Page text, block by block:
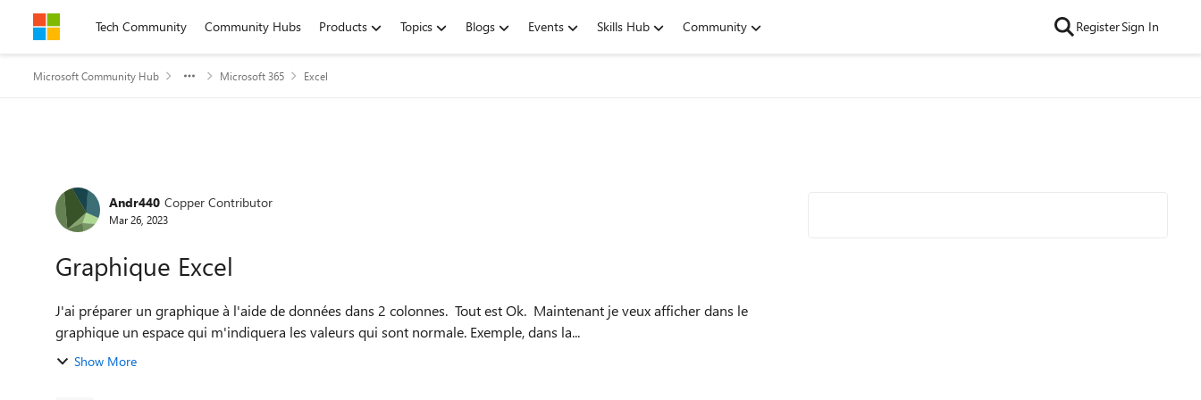
Skip to contentTech Community Community Hubs Products Topics Blogs Events Skills Hub Community RegisterSign In
Microsoft Community Hub Microsoft 365 Excel
Forum Discussion
Andr440 Copper Contributor
Mar 26, 2023
Graphique Excel
J'ai préparer un graphique à l'aide de données dans 2 colonnes. Tout est Ok. Maintenant je veux afficher dans le
graphique un espace qui m'indiquera les valeurs qui sont normale. Exemple, dans la...
Show More